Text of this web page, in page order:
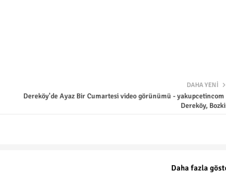
DAHA YENI
Dereköy'de Ayaz Bir Cumartesi video görünümü - yakupcetincom
Dereköy,
Daha fazla